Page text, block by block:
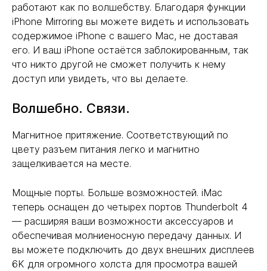
работают как по волшебству. Благодаря функции
iPhone Mirroring вы можете видеть и использовать
содержимое iPhone с вашего Mac, не доставая
его. И ваш iPhone остаётся заблокированным, так
что никто другой не сможет получить к нему
доступ или увидеть, что вы делаете.
Волшебно. Связи.
Магнитное притяжение. Соответствующий по
цвету разъем питания легко и магнитно
защелкивается на месте.
Мощные порты. Больше возможностей. iMac
теперь оснащен до четырех портов Thunderbolt 4
— расширяя ваши возможности аксессуаров и
обеспечивая молниеносную передачу данных. И
вы можете подключить до двух внешних дисплеев
6K для огромного холста для просмотра вашей